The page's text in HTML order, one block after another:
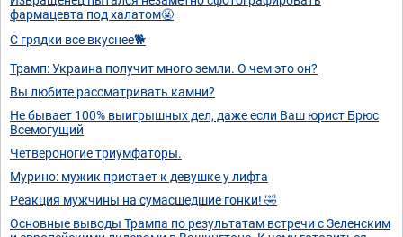
фармацевта под халатом🤬
С грядки все вкуснее🐕
Трамп: Украина получит много земли. О чем это он?
Вы любите рассматривать камни?
Не бывает 100% выигрышных дел, даже если Ваш юрист Брюс
Всемогущий
Четвероногие триумфаторы.
Мурино: мужик пристает к девушке у лифта
Реакция мужчины на сумасшедшие гонки! 🤣
Основные выводы Трампа по результатам встречи с Зеленским